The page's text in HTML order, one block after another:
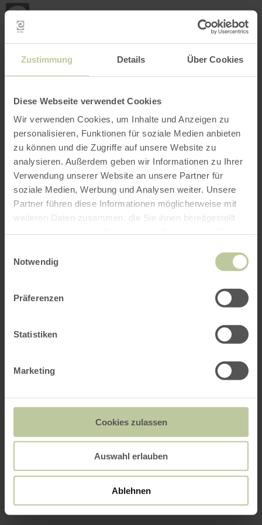
Zustimmung Details Über Cookies
Diese Webseite verwendet Cookies
Wir verwenden Cookies, um Inhalte und Anzeigen zu
personalisieren, Funktionen für soziale Medien anbieten
zu können und die Zugriffe auf unsere Website zu
analysieren. Außerdem geben wir Informationen zu Ihrer
Verwendung unserer Website an unsere Partner für
soziale Medien, Werbung und Analysen weiter. Unsere
Partner führen diese Informationen möglicherweise mit
weiteren Daten zusammen, die Sie ihnen bereitgestellt
Notwendig
Präferenzen
Statistiken
Marketing
Cookies zulassen
Auswahl erlauben
Ablehnen
Aller au contenu principal
Aller à la recherche
Aller à la navigation
Aller au pied de page
Retour
à
page
d'accueil
RECHERCHE MENU
L'offre de loisirs listée ci-dessous a été publiée
par le prestataire Naturpark Nordeifel e.V. sur la
prestataire Naturpark Nordeifel e.V. est seul
responsable du contenu.